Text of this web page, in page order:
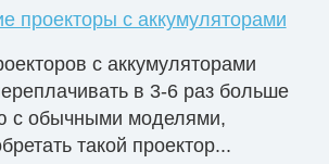
проекторы с аккумуляторами
с аккумуляторами
в 3-6 раз больше
с обычными моделями,
такой проектор...